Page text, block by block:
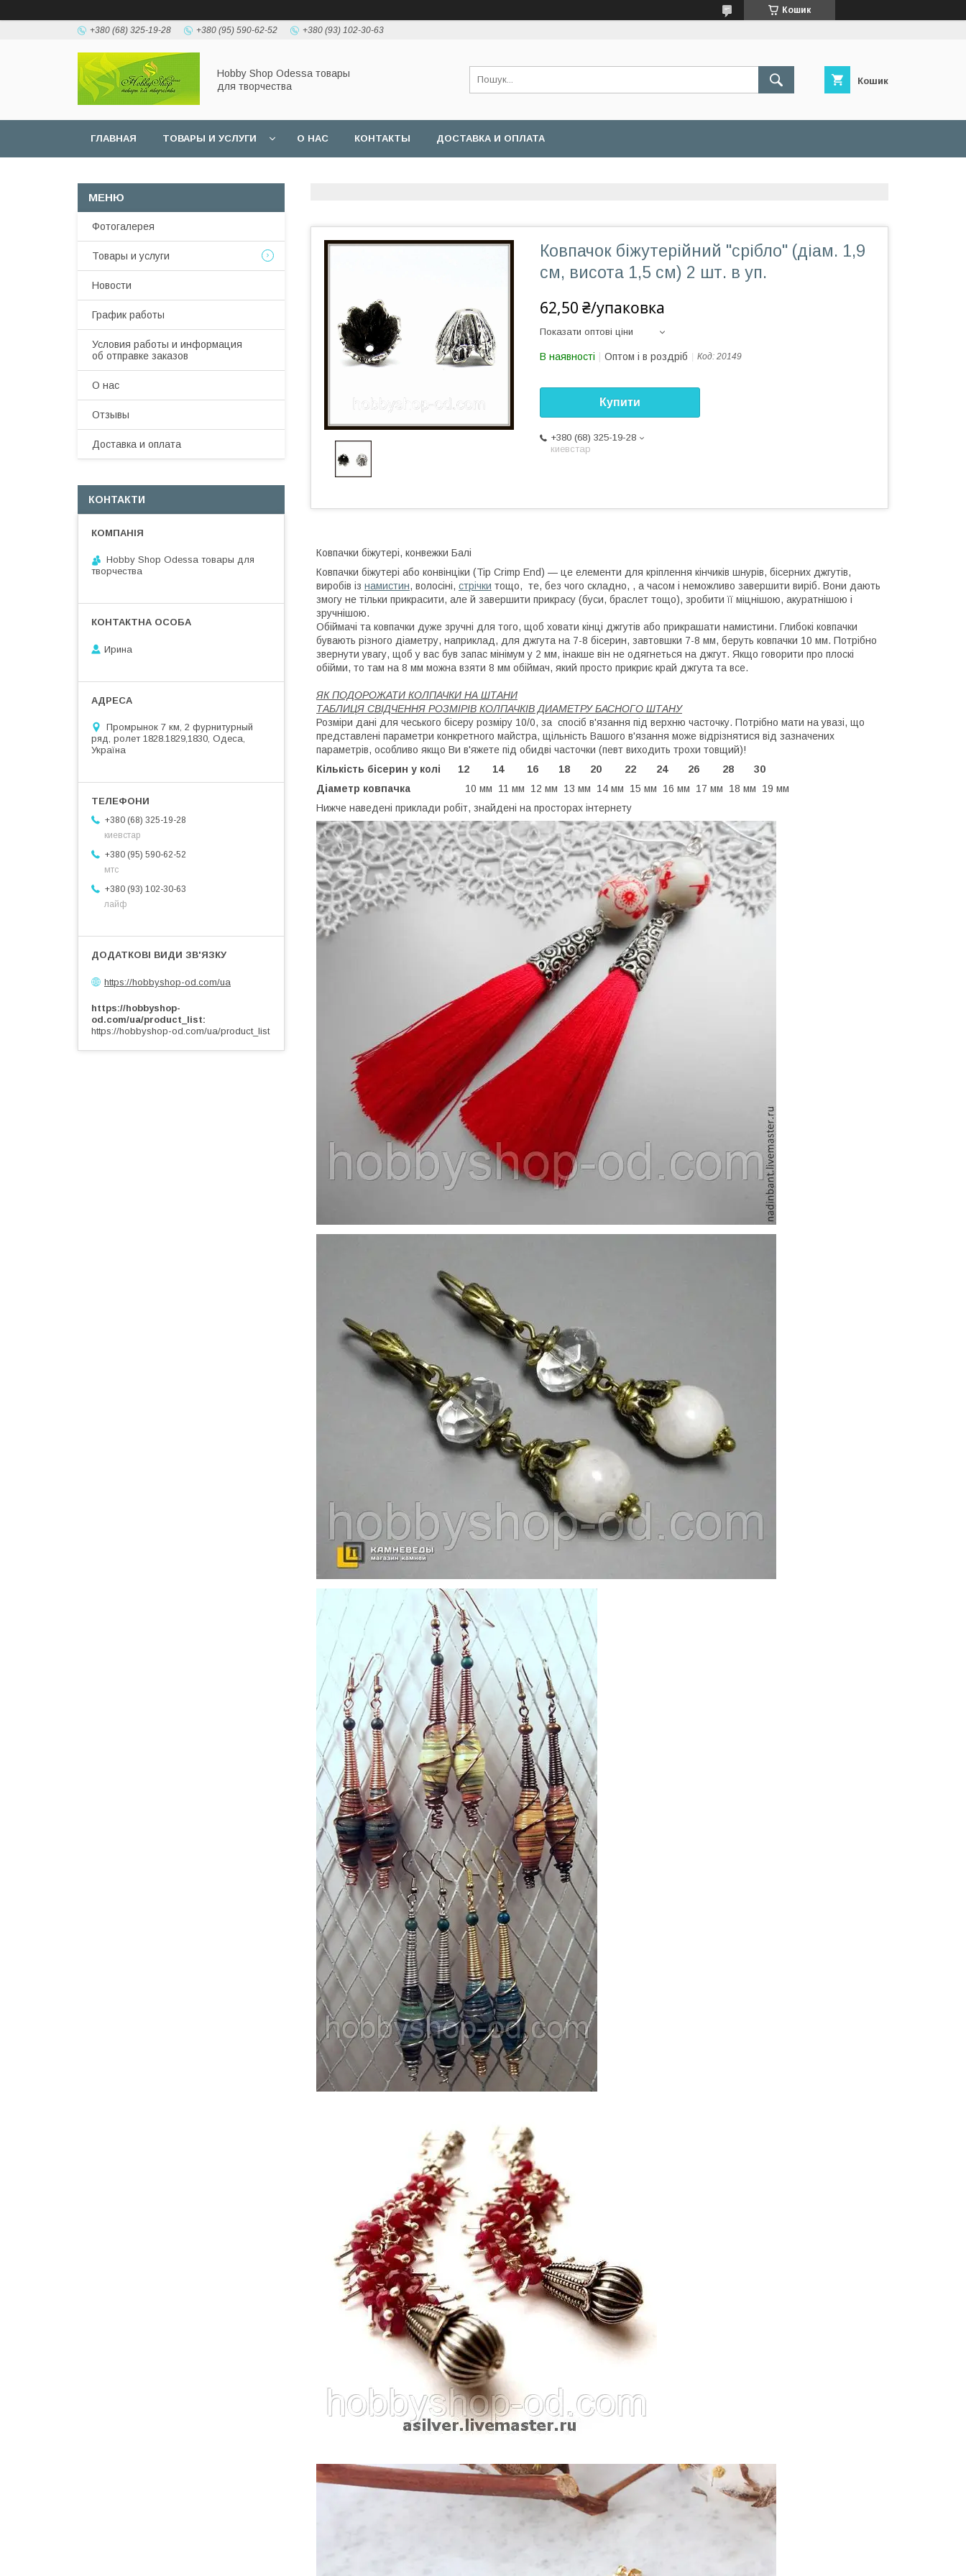
Кошик
+380 (68) 325-19-28 +380 (95) 590-62-52 +380 (93) 102-30-63
Hobbу Shop Odessa товары
для творчества
Кошик
ГЛАВНАЯ ТОВАРЫ И УСЛУГИ О НАС КОНТАКТЫ ДОСТАВКА И ОПЛАТА
Ковпачок біжутерійний "срібло" (діам. 1,9
см, висота 1,5 см) 2 шт. в уп.
62,50 ₴/упаковка
Показати оптові ціни
В наявності Оптом і в роздріб Код: 20149
Купити
+380 (68) 325-19-28
киевстар
Ковпачки біжутері, конвежки Балі
Ковпачки біжутері або конвінціки (Tip Crimp End) — це елементи для кріплення кінчиків шнурів, бісерних джгутів,
виробів із намистин, волосіні, стрічки тощо, те, без чого складно, , а часом і неможливо завершити виріб. Вони дають
змогу не тільки прикрасити, але й завершити прикрасу (буси, браслет тощо), зробити її міцнішою, акуратнішою і
зручнішою.
Обіймачі та ковпачки дуже зручні для того, щоб ховати кінці джгутів або прикрашати намистини. Глибокі ковпачки
бувають різного діаметру, наприклад, для джгута на 7-8 бісерин, завтовшки 7-8 мм, беруть ковпачки 10 мм. Потрібно
звернути увагу, щоб у вас був запас мінімум у 2 мм, інакше він не одягнеться на джгут. Якщо говорити про плоскі
обійми, то там на 8 мм можна взяти 8 мм обіймач, який просто прикриє край джгута та все.
ЯК ПОДОРОЖАТИ КОЛПАЧКИ НА ШТАНИ
ТАБЛИЦЯ СВІДЧЕННЯ РОЗМІРІВ КОЛПАЧКІВ ДИАМЕТРУ БАСНОГО ШТАНУ
Розміри дані для чеського бісеру розміру 10/0, за спосіб в'язання під верхню часточку. Потрібно мати на увазі, що
представлені параметри конкретного майстра, щільність Вашого в'язання може відрізнятися від зазначених
параметрів, особливо якщо Ви в'яжете під обидві часточки (певт виходить трохи товщий)!
Кількість бісерин у колі 12 14 16 18 20 22 24 26 28 30
Діаметр ковпачка 10 мм 11 мм 12 мм 13 мм 14 мм 15 мм 16 мм 17 мм 18 мм 19 мм
Нижче наведені приклади робіт, знайдені на просторах інтернету
Фотогалерея
Товары и услуги
Новости
График работы
Условия работы и информация
об отправке заказов
О нас
Отзывы
Доставка и оплата
КОНТАКТИ
Hobby Shop Odessa товары для
творчества
Ирина
Промрынок 7 км, 2 фурнитурный
ряд, ролет 1828.1829,1830, Одеса,
Україна
+380 (68) 325-19-28
киевстар
+380 (95) 590-62-52
мтс
+380 (93) 102-30-63
лайф
https://hobbyshop-od.com/ua
https://hobbyshop-
od.com/ua/product_list
https://hobbyshop-od.com/ua/product_list